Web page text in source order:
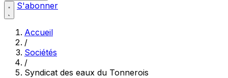
S'abonner
Accueil
/
Sociétés
/
Syndicat des eaux du Tonnerois